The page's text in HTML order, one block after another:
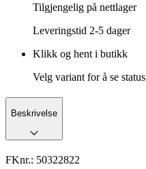
Tilgjengelig på nettlager
Leveringstid 2-5 dager
Klikk og hent i butikk
Velg variant for å se status
Beskrivelse
FKnr.: 50322822